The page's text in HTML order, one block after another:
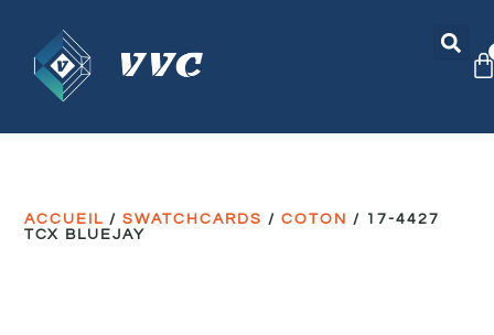
ACCUEIL /SWATCHCARDS /COTON / 17-4427
TCX BLUEJAY